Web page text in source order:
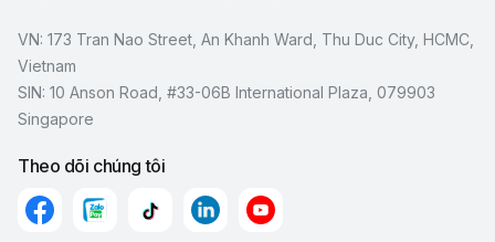
VN: 173 Tran Nao Street, An Khanh Ward, Thu Duc City, HCMC,
Vietnam
SIN: 10 Anson Road, #33-06B International Plaza, 079903
Singapore
Theo dõi chúng tôi